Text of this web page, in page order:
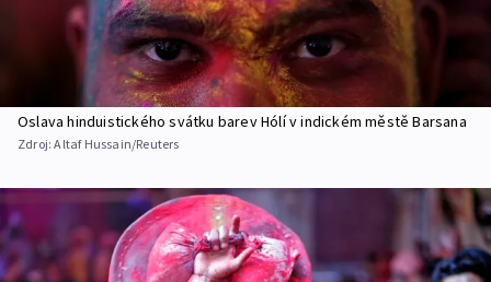
Oslava hinduistického svátku barev Hólí v indickém městě Barsana
Zdroj:Altaf Hussain/Reuters